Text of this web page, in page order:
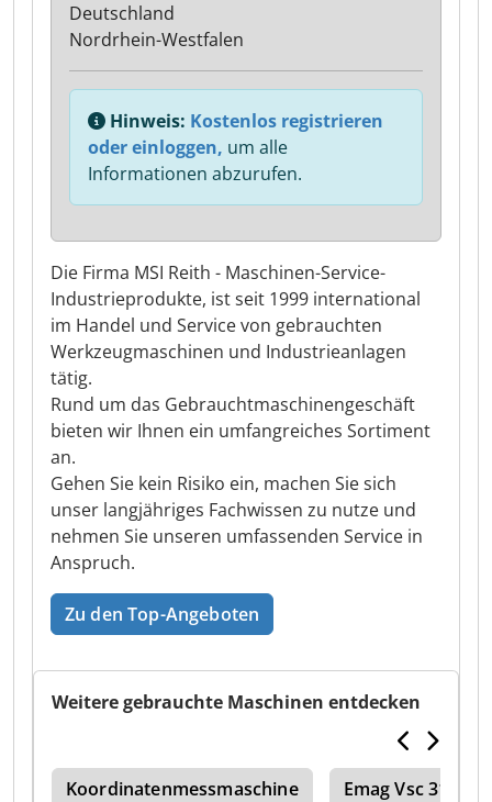
Die Firma MSI Reith - Maschinen-Service-
Industrieprodukte, ist seit 1999 international
im Handel und Service von gebrauchten
Werkzeugmaschinen und Industrieanlagen
tätig.
Rund um das Gebrauchtmaschinengeschäft
bieten wir Ihnen ein umfangreiches Sortiment
an.
Gehen Sie kein Risiko ein, machen Sie sich
unser langjähriges Fachwissen zu nutze und
nehmen Sie unseren umfassenden Service in
Anspruch.
Zu den Top-Angeboten
Deutschland
Nordrhein-Westfalen
Hinweis: Kostenlos registrieren
oder einloggen, um alle
Informationen abzurufen.
Weitere gebrauchte Maschinen entdecken
Koordinatenmessmaschine Emag Vsc 315